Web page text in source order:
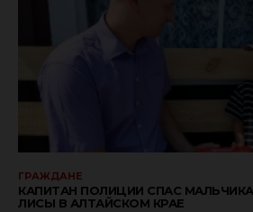
ГРАЖДАНЕ
КАПИТАН ПОЛИЦИИ СПАС
ЛИСЫ В АЛТАЙСКОМ КРАЕ